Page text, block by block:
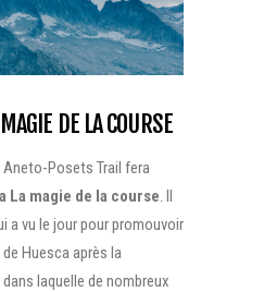
DE LA COURSE
Posets Trail fera
La magie de la course. Il
a vu le jour pour promouvoir
Huesca après la
laquelle de nombreux